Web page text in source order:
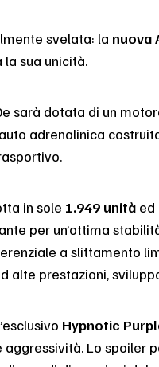
svelata: la nuova
sua unicità.
sarà dotata di un
adrenalinica
in sole 1.949 unità ed
per un’ottima
a slittamento
prestazioni,
Hypnotic
Lo